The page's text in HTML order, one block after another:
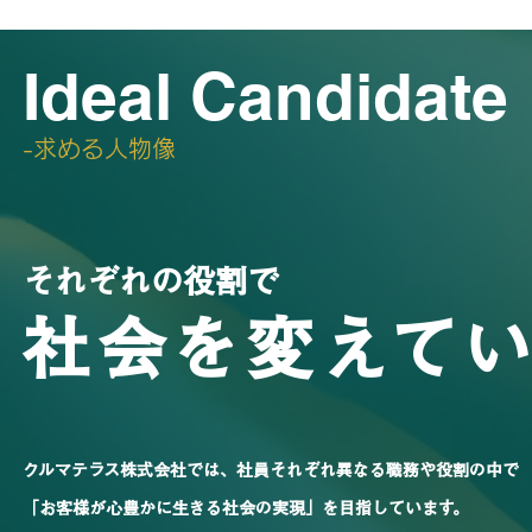
Ideal Candidate
-​求める人物像
それぞれの役割で
社会を変えて
クルマテラス株式会社では、社員それぞれ異なる職務や役割の中で
「お客様が心豊かに生きる社会の実現」を目指しています。